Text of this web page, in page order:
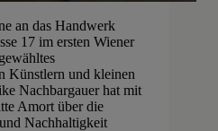
an das Handwerk
17 im ersten Wiener
Künstlern und kleinen
Nachbargauer hat mit
Amort über die
Nachhaltigkeit